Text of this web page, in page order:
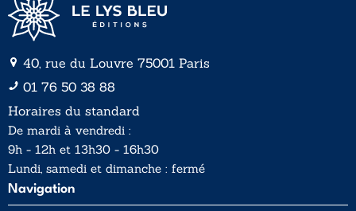
40, rue du Louvre 75001 Paris
01 76 50 38 88
Horaires du standard
De mardi à vendredi :
9h - 12h et 13h30 - 16h30
Lundi, samedi et dimanche : fermé
Navigation